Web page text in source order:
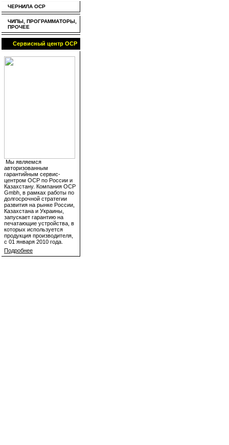
ЧЕРНИЛА OCP
ЧИПЫ, ПРОГРАММАТОРЫ,
ПРОЧЕЕ
Сервисный центр OCP
Мы являемся
авторизованным
гарантийным сервис-
центром OCP по России и
Казахстану. Компания OCP
Gmbh, в рамках работы по
долгосрочной стратегии
развития на рынке России,
Казахстана и Украины,
запускает гарантию на
печатающие устройства, в
которых используется
продукция производителя,
с 01 января 2010 года.
Подробнее